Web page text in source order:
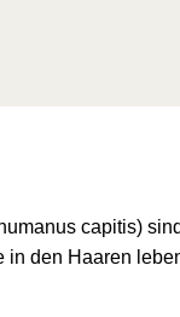
capitis) sind
in den Haaren